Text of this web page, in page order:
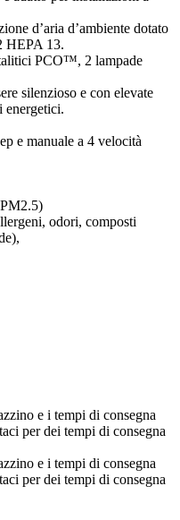
d’aria d’ambiente dotato
HEPA 13.
PCO™, 2 lampade
silenzioso e con elevate
energetici.
e manuale a 4 velocità
odori, composti
e i tempi di consegna
per dei tempi di consegna
e i tempi di consegna
per dei tempi di consegna